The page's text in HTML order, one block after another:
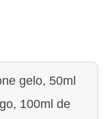
gelo, 50ml
100ml de